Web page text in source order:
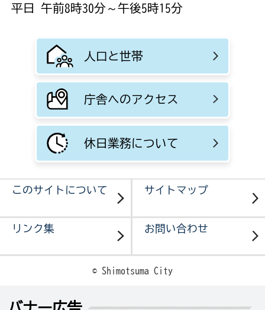
平日 午前8時30分～午後5時15分
人口と世帯
庁舎へのアクセス
休日業務について
このサイトについて サイトマップ
リンク集 お問い合わせ
© Shimotsuma City